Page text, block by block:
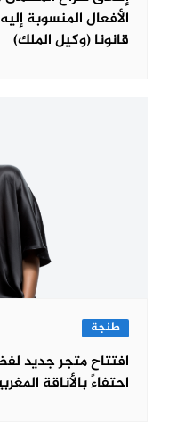
الأفعال المنسوبة
قانونا (وكيل الملك)
طنجة
افتتاح متجر جديد
احتفاءً بالأناقة